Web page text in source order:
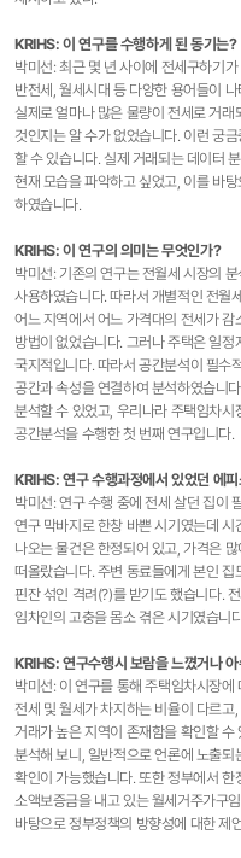
KRIHS: 이 연구를 수행하게 된 동기는?
박미선: 최근 몇 년 사이에 전세구하기
반전세, 월세시대 등 다양한 용어들이
실제로 얼마나 많은 물량이 전세로 거
것인지는 알 수가 없었습니다. 이런 궁
할 수 있습니다. 실제 거래되는 데이터
현재 모습을 파악하고 싶었고, 이를 바
하였습니다.
KRIHS: 이 연구의 의미는 무엇인가?
박미선: 기존의 연구는 전월세 시장의
사용하였습니다. 따라서 개별적인 전월
어느 지역에서 어느 가격대의 전세가
방법이 없었습니다. 그러나 주택은 일
국지적입니다. 따라서 공간분석이 필수
공간과 속성을 연결하여 분석하였습니
분석할 수 있었고, 우리나라 주택임차
공간분석을 수행한 첫 번째 연구입니다.
KRIHS: 연구 수행과정에서 있었던 에
박미선: 연구 수행 중에 전세 살던 집이
연구 막바지로 한창 바쁜 시기였는데
나오는 물건은 한정되어 있고, 가격은
떠올랐습니다. 주변 동료들에게 본인
핀잔 섞인 격려(?)를 받기도 했습니다.
임차인의 고충을 몸소 겪은 시기였습니
KRIHS: 연구수행시 보람을 느꼈거나
박미선: 이 연구를 통해 주택임차시장
전세 및 월세가 차지하는 비율이 다르
거래가 높은 지역이 존재함을 확인할
분석해 보니, 일반적으로 언론에 노출
확인이 가능했습니다. 또한 정부에서
소액보증금을 내고 있는 월세거주가구
바탕으로 정부정책의 방향성에 대한 제